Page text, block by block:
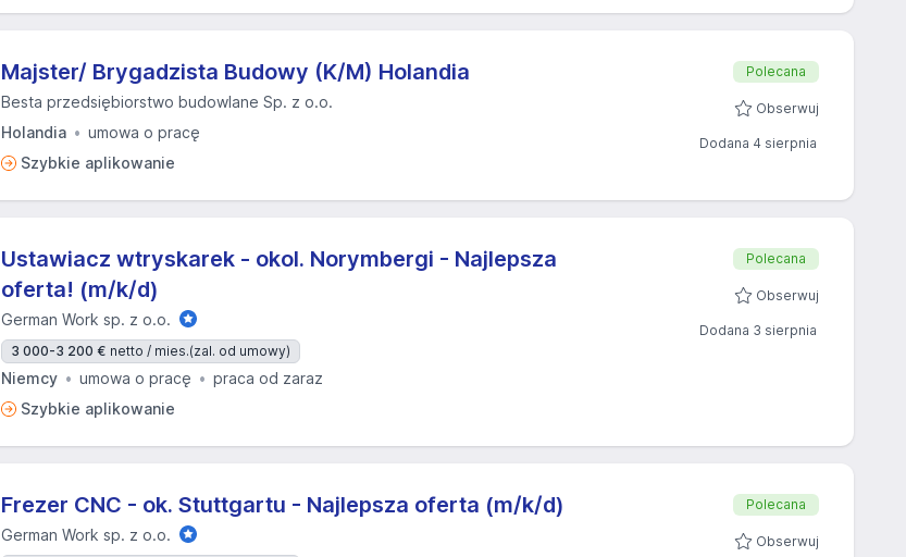
Majster/ Brygadzista Budowy (K/M) Holandia
Besta przedsiębiorstwo budowlane Sp. z o.o.
Holandia
umowa o pracę
Szybkie aplikowanie
Polecana
Obserwuj
Dodana 4 sierpnia
Ustawiacz wtryskarek - okol. Norymbergi - Najlepsza
oferta! (m/k/d)
German Work sp. z o.o.
3 000-3 200 € netto / mies.(zal. od umowy)
Niemcy umowa o pracę
praca od zaraz
Szybkie aplikowanie
Polecana
Obserwuj
Dodana 3 sierpnia
Frezer CNC - ok. Stuttgartu - Najlepsza oferta (m/k/d)
German Work sp. z o.o.
Polecana
Obserwuj